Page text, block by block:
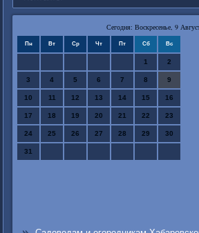
Сегодня: Воскресенье, 9
Пн Вт Ср Чт Пт Сб Вс
1 2
3 4 5 6 7 8 9
10 11 12 13 14 15 16
17 18 19 20 21 22 23
24 25 26 27 28 29 30
31